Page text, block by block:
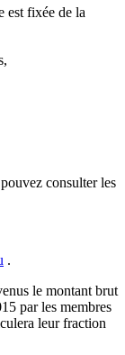
est fixée de la
consulter les
.
le montant brut
par les membres
leur fraction